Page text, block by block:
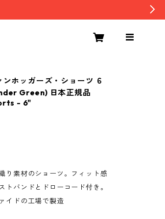
ホッガーズ・ショーツ ６
Green) 日本正規品
- 6"
り素材のショーツ。フィット感
トバンドとドローコード付き。
イドの工場で製造